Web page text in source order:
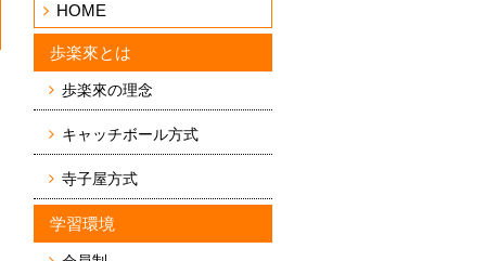
HOME
歩楽來とは
歩楽來の理念
キャッチボール方式
寺子屋方式
学習環境